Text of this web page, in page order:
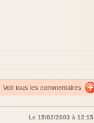
Voir tous les commentaires
Le 15/02/2003 à 12:15